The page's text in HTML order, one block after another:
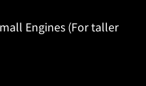
Engines (For taller